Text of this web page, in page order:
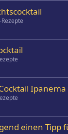
Ipanema
einen Tipp